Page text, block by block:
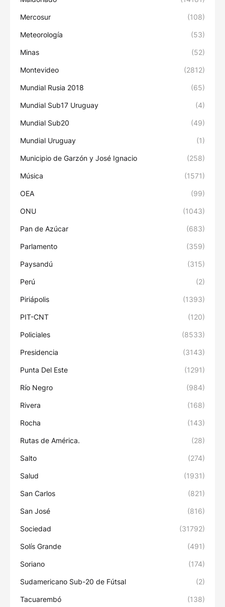
Mercosur (108)
Meteorología (53)
Minas (52)
Montevideo (2812)
Mundial Rusia 2018 (65)
Mundial Sub17 Uruguay (4)
Mundial Sub20 (49)
Mundial Uruguay (1)
Municipio de Garzón y José Ignacio (258)
Música (1571)
OEA (99)
ONU (1043)
Pan de Azúcar (683)
Parlamento (359)
Paysandú (315)
Perú (2)
Piriápolis (1393)
PIT-CNT (120)
Policiales (8533)
Presidencia (3143)
Punta Del Este (1291)
Río Negro (984)
Rivera (168)
Rocha (143)
Rutas de América. (28)
Salto (274)
Salud (1931)
San Carlos (821)
San José (816)
Sociedad (31792)
Solís Grande (491)
Soriano (174)
Sudamericano Sub-20 de Fútsal (2)
Tacuarembó (138)